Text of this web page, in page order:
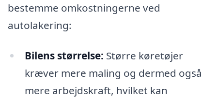
bestemme omkostningerne ved
autolakering:
Bilens størrelse: Større køretøjer
kræver mere maling og dermed også
mere arbejdskraft, hvilket kan